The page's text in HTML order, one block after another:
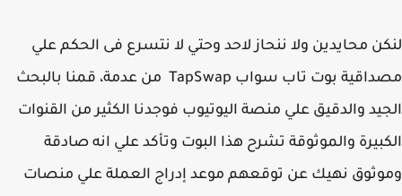
محايدين ولا ننحاز لاحد وحتي لا نتسرع فى الحكم علي
مصداقية بوت تاب سواب TapSwap من عدمة، قمنا بالبحث
والدقيق علي منصة اليوتيوب فوجدنا الكثير من القنوات
والموثوقة تشرح هذا البوت وتأكد علي انه صادقة
نهيك عن توقعهم موعد إدراج العملة علي منصات